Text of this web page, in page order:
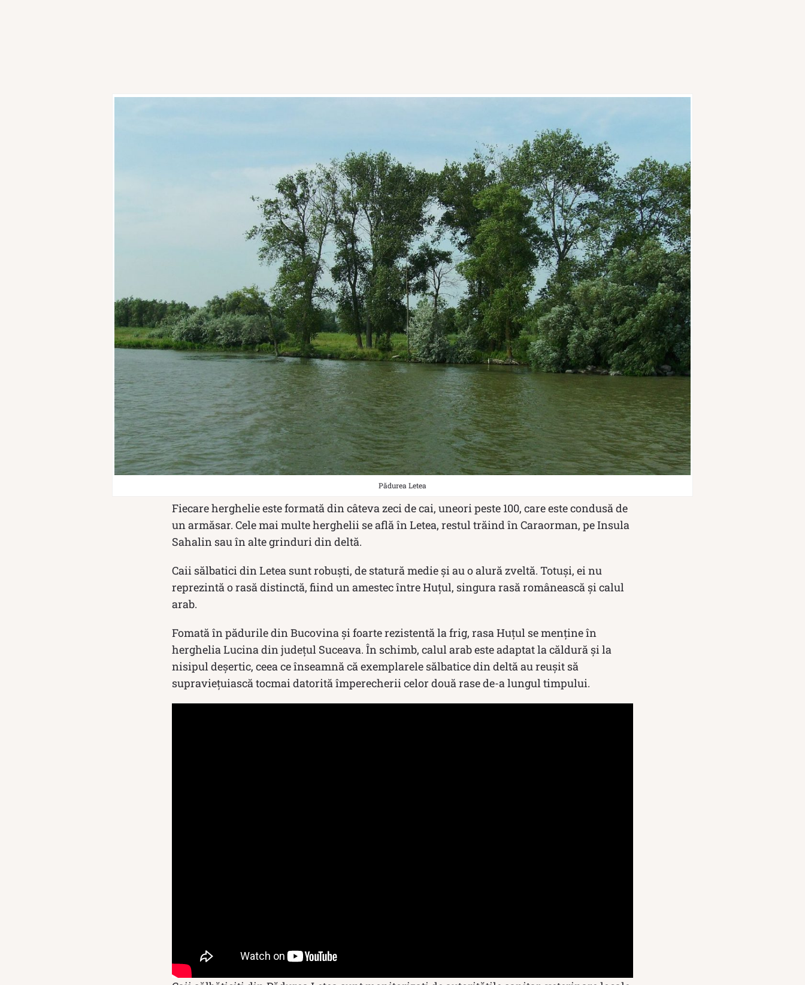
Pădurea Letea
Fiecare herghelie este formată din câteva zeci de cai, uneori peste 100, care este condusă de
un armăsar. Cele mai multe herghelii se află în Letea, restul trăind în Caraorman, pe Insula
Sahalin sau în alte grinduri din deltă.
Caii sălbatici din Letea sunt robuşti, de statură medie şi au o alură zveltă. Totuși, ei nu
reprezintă o rasă distinctă, fiind un amestec între Huțul, singura rasă românească și calul
arab.
Fomată în pădurile din Bucovina și foarte rezistentă la frig, rasa Huțul se menține în
herghelia Lucina din judeţul Suceava. În schimb, calul arab este adaptat la căldură și la
nisipul deşertic, ceea ce înseamnă că exemplarele sălbatice din deltă au reușit să
supraviețuiască tocmai datorită împerecherii celor două rase de-a lungul timpului.